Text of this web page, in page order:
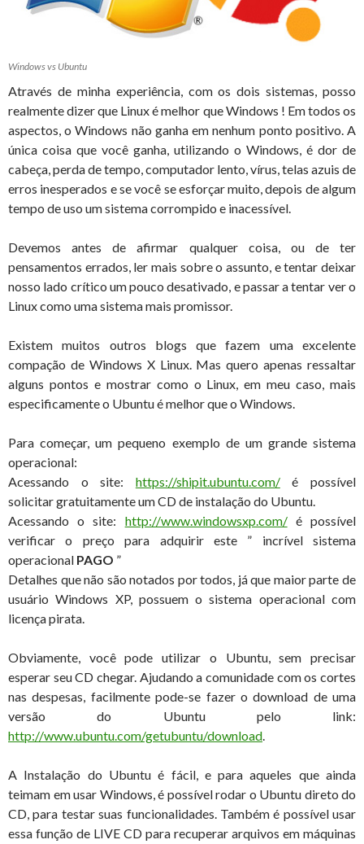
Windows vs Ubuntu
Através de minha experiência, com os dois sistemas, posso
realmente dizer que Linux é melhor que Windows ! Em todos os
aspectos, o Windows não ganha em nenhum ponto positivo. A
única coisa que você ganha, utilizando o Windows, é dor de
cabeça, perda de tempo, computador lento, vírus, telas azuis de
erros inesperados e se você se esforçar muito, depois de algum
tempo de uso um sistema corrompido e inacessível.
Devemos antes de afirmar qualquer coisa, ou de ter
pensamentos errados, ler mais sobre o assunto, e tentar deixar
nosso lado crítico um pouco desativado, e passar a tentar ver o
Linux como uma sistema mais promissor.
Existem muitos outros blogs que fazem uma excelente
compação de Windows X Linux. Mas quero apenas ressaltar
alguns pontos e mostrar como o Linux, em meu caso, mais
especificamente o Ubuntu é melhor que o Windows.
Para começar, um pequeno exemplo de um grande sistema
operacional:
Acessando o site: https://shipit.ubuntu.com/é possível
solicitar gratuitamente um CD de instalação do Ubuntu.
Acessando o site: http://www.windowsxp.com/é possível
verificar o preço para adquirir este ” incrível sistema
operacional PAGO ”
Detalhes que não são notados por todos, já que maior parte de
usuário Windows XP, possuem o sistema operacional com
licença pirata.
Obviamente, você pode utilizar o Ubuntu, sem precisar
esperar seu CD chegar. Ajudando a comunidade com os cortes
nas despesas, facilmente pode-se fazer o download de uma
versão do Ubuntu pelo link:
http://www.ubuntu.com/getubuntu/download.
A Instalação do Ubuntu é fácil, e para aqueles que ainda
teimam em usar Windows, é possível rodar o Ubuntu direto do
CD, para testar suas funcionalidades. Também é possível usar
essa função de LIVE CD para recuperar arquivos em máquinas